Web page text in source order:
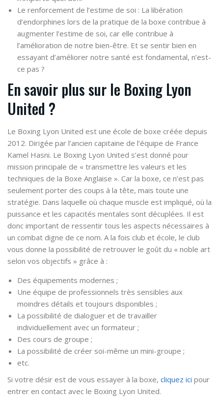
Le renforcement de l’estime de soi : La libération
d’endorphines lors de la pratique de la boxe contribue à
augmenter l’estime de soi, car elle contribue à
l’amélioration de notre bien-être. Et se sentir bien en
essayant d’améliorer notre santé est fondamental, n’est-
ce pas ?
En savoir plus sur le Boxing Lyon
United ?
Le Boxing Lyon United est une école de boxe créée depuis
2012. Dirigée par l’ancien capitaine de l’équipe de France
Kamel Hasni. Le Boxing Lyon United s’est donné pour
mission principale de « transmettre les valeurs et les
techniques de la Boxe Anglaise ». Car la boxe, ce n’est pas
seulement porter des coups à la tête, mais toute une
stratégie. Dans laquelle où chaque muscle est impliqué, où la
puissance et les capacités mentales sont décuplées. Il est
donc important de ressentir tous les aspects nécessaires à
un combat digne de ce nom. A la fois club et école, le club
vous donne la possibilité de retrouver le goût du « noble art
selon vos objectifs » grâce à :
Des équipements modernes ;
Une équipe de professionnels très sensibles aux
moindres détails et toujours disponibles ;
La possibilité de dialoguer et de travailler
individuellement avec un formateur ;
Des cours de groupe ;
La possibilité de créer soi-même un mini-groupe ;
etc.
Si votre désir est de vous essayer à la boxe, cliquez ici pour
entrer en contact avec le Boxing Lyon United.